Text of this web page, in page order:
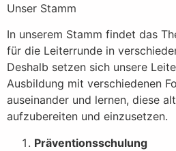
Unser Stamm
In unserem Stamm findet das
für die Leiterrunde in
Deshalb setzen sich unsere
Ausbildung mit verschiedenen
auseinander und lernen, diese
aufzubereiten und einzusetzen.
Präventionsschulung